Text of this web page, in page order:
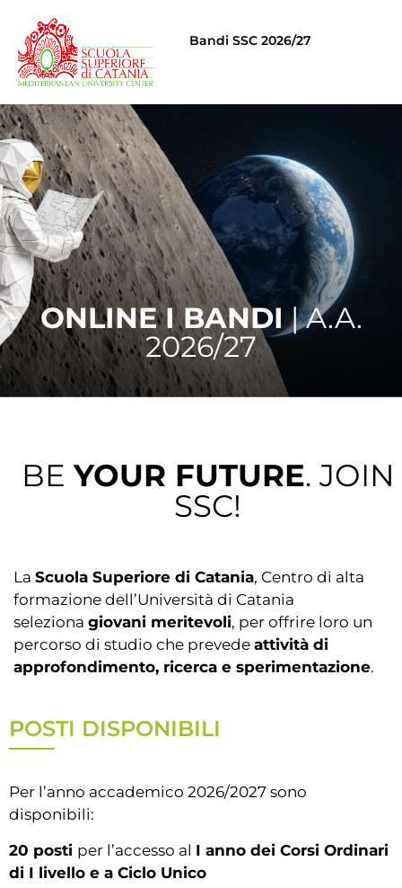
Bandi SSC 2026/27
ONLINE I BANDI| A.A.
2026/27
BEYOUR FUTURE. JOIN
SSC!
La Scuola Superiore di Catania, Centro di alta
formazione dell’Università di Catania
seleziona giovani meritevoli, per offrire loro un
percorso di studio che prevede attività di
approfondimento, ricerca e sperimentazione.
POSTI DISPONIBILI
Per l’anno accademico 2026/2027 sono
disponibili:
20 posti per l’accesso al I anno dei Corsi Ordinari
di I livello e a Ciclo Unico